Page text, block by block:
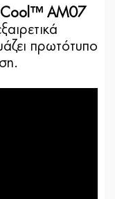
Cool™ AM07
πρωτότυπο